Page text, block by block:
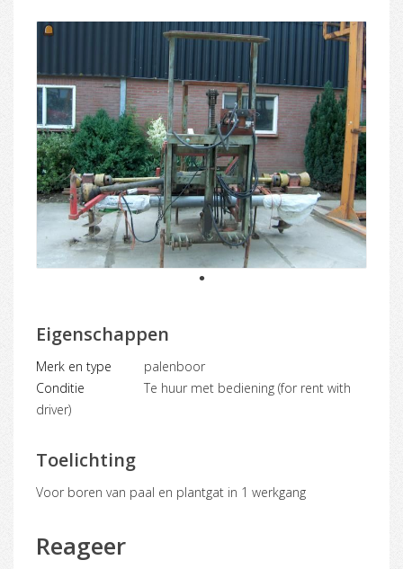
1
Eigenschappen
Merk en type
palenboor
Conditie
Te huur met bediening (for rent with
driver)
Toelichting
voor boren van paal en plantgat in 1 werkgang
Reageer